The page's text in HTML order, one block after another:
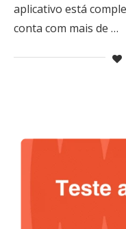
aplicativo está
conta com mais de …